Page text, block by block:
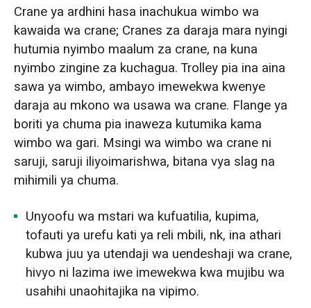
Crane ya ardhini hasa inachukua wimbo wa
kawaida wa crane; Cranes za daraja mara nyingi
hutumia nyimbo maalum za crane, na kuna
nyimbo zingine za kuchagua. Trolley pia ina aina
sawa ya wimbo, ambayo imewekwa kwenye
daraja au mkono wa usawa wa crane. Flange ya
boriti ya chuma pia inaweza kutumika kama
wimbo wa gari. Msingi wa wimbo wa crane ni
saruji, saruji iliyoimarishwa, bitana vya slag na
mihimili ya chuma.
Unyoofu wa mstari wa kufuatilia, kupima,
tofauti ya urefu kati ya reli mbili, nk, ina athari
kubwa juu ya utendaji wa uendeshaji wa crane,
hivyo ni lazima iwe imewekwa kwa mujibu wa
usahihi unaohitajika na vipimo.